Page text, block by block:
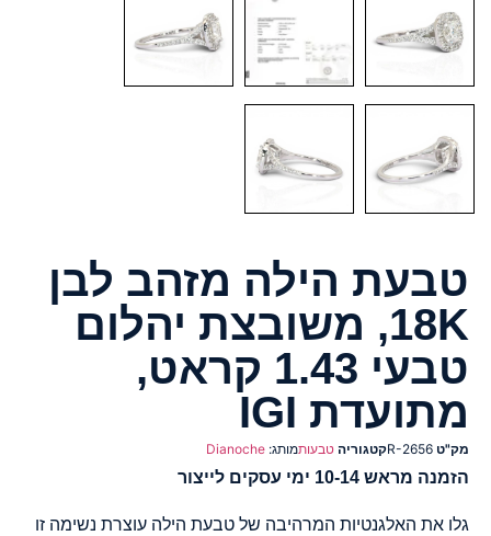
טבעת הילה מזהב לבן
18K, משובצת יהלום
טבעי 1.43 קראט,
מתועדת IGI
מק"ט R-2656קטגוריה טבעותמותג: Dianoche
הזמנה מראש 10-14 ימי עסקים לייצור
גלו את האלגנטיות המרהיבה של טבעת הילה עוצרת נשימה זו